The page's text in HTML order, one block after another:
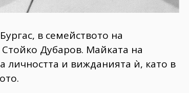
в семейството на
Дубаров. Майката на
личността и вижданията ѝ, като в